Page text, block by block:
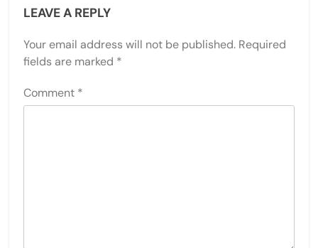
LEAVE A REPLY
Your email address will not be published. Required
fields are marked *
Comment *